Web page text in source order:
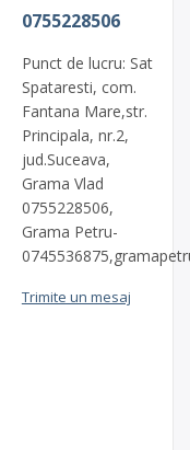
0755228506
Punct de lucru: Sat
Spataresti, com.
Fantana Mare,str.
Principala, nr.2,
jud.Suceava,
Grama Vlad
0755228506,
Grama Petru-
0745536875,
Trimite un mesaj